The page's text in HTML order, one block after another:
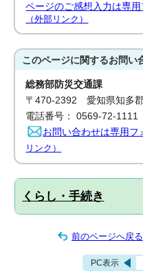
ページのご感想入力は専用
（外部リンク）
このページに関するお問い
総務部防災交通課
〒470-2392 愛知県知多
電話番号： 0569-72-1111
お問い合わせは専用フ
リンク）
くらし・手続き
前のページへ戻る
PC表示